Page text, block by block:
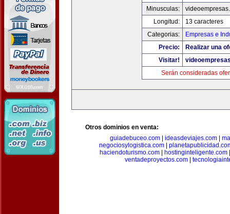
Minusculas:
Longitud:
13 caracteres
Categorias:
Empresas e
Precio:
Realizar una
Visitar!
Serán consideradas
Otros dominios en venta:
guiadebuceo.com
ideasdeviajes.com
negociosylogistica.com|
haciendoturismo.com
hostinginteligente.com
ventadeproyectos.com